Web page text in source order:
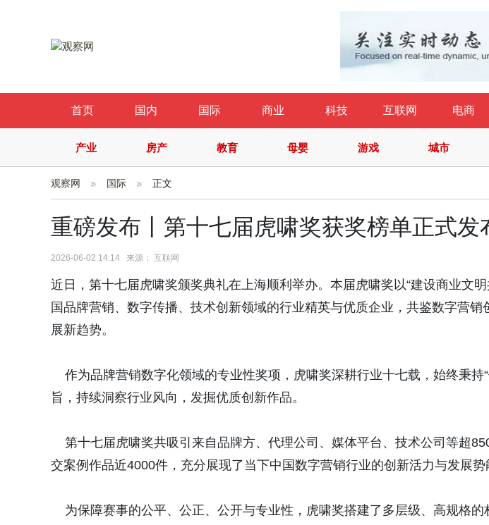
首页 国内 国际 商业 科技 互联网 电商
产业 房产 教育 母婴 游戏 城市
观察网 国际 正文
重磅发布丨第十七届虎啸奖获奖榜单正式发
2026-06-02 14:14 来源： 互联网
近日，第十七届虎啸奖颁奖典礼在上海顺利举办。本届虎啸奖以“建设商业文
国品牌营销、数字传播、技术创新领域的行业精英与优质企业，共鉴数字营
展新趋势。
作为品牌营销数字化领域的专业性奖项，虎啸奖深耕行业十七载，始终秉持
旨，持续洞察行业风向，发掘优质创新作品。
第十七届虎啸奖共吸引来自品牌方、代理公司、媒体平台、技术公司等超
交案例作品近4000件，充分展现了当下中国数字营销行业的创新活力与发展势
为保障赛事的公平、公正、公开与专业性，虎啸奖搭建了多层级、高规格的